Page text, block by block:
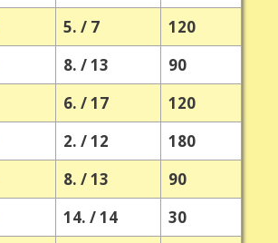
5. / 7
120
8. / 13
90
6. / 17
120
2. / 12
180
8. / 13
90
14. / 14
30